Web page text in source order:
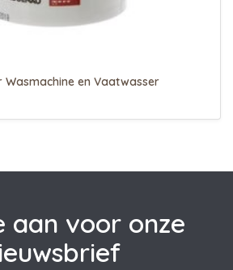
en Vaatwasser
aan voor onze